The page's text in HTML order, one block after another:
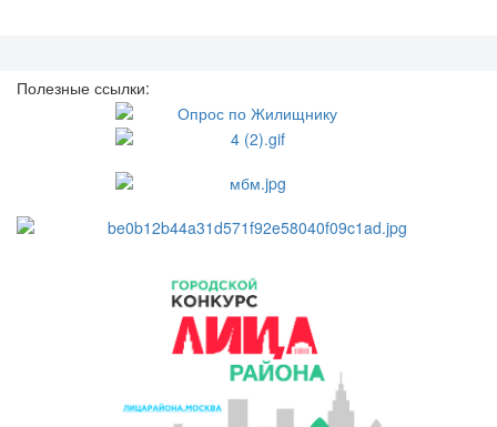
Полезные ссылки: